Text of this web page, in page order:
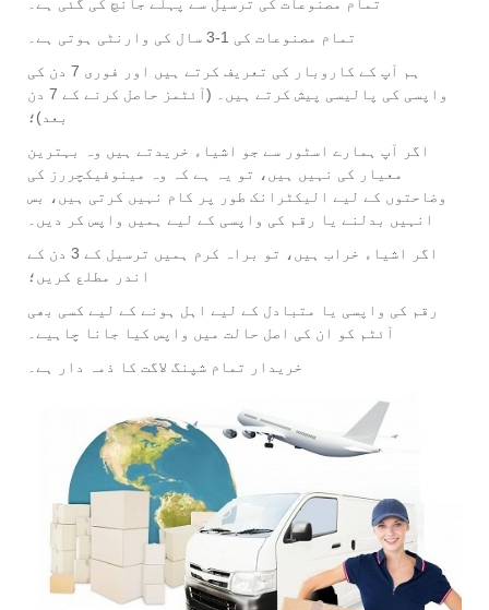
تمام مصنوعات کی 1-3 سال کی وارنٹی ہوتی ہے۔
ہم آپ کے کاروبار کی تعریف کرتے ہیں اور فوری 7 دن کی
واپسی کی پالیسی پیش کرتے ہیں۔ (آئٹمز حاصل کرنے کے 7 دن
بعد)؛
اگر آپ ہمارے اسٹور سے جو اشیاء خریدتے ہیں وہ بہترین
معیار کی نہیں ہیں، تو یہ ہے کہ وہ مینوفیکچررز کی
وضاحتوں کے لیے الیکٹرانک طور پر کام نہیں کرتی ہیں، بس
انہیں بدلنے یا رقم کی واپسی کے لیے ہمیں واپس کر دیں۔
اگر اشیاء خراب ہیں، تو براہ کرم ہمیں ترسیل کے 3 دن کے
اندر مطلع کریں؛
رقم کی واپسی یا متبادل کے لیے اہل ہونے کے لیے کسی بھی
آئٹم کو ان کی اصل حالت میں واپس کیا جانا چاہیے۔
خریدار تمام شپنگ لاگت کا ذمہ دار ہے۔